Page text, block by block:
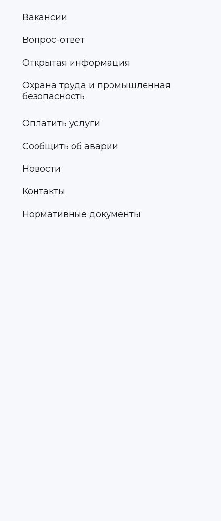
Вакансии
Вопрос-ответ
Открытая информация
Охрана труда и промышленная
безопасность
Оплатить услуги
Сообщить об аварии
Новости
Контакты
Нормативные документы